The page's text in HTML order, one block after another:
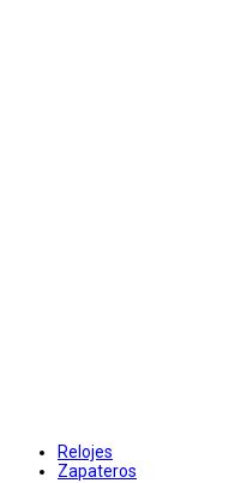
Relojes
Zapateros